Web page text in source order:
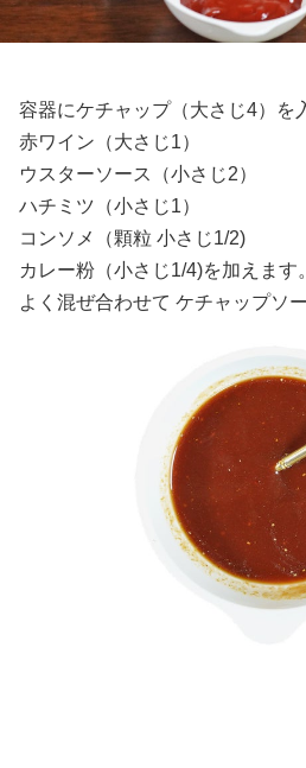
容器にケチャップ（大さじ4）を
赤ワイン（大さじ1）
ウスターソース（小さじ2）
ハチミツ（小さじ1）
コンソメ（顆粒 小さじ1/2)
カレー粉（小さじ1/4)を加えます。
よく混ぜ合わせて ケチャップソ